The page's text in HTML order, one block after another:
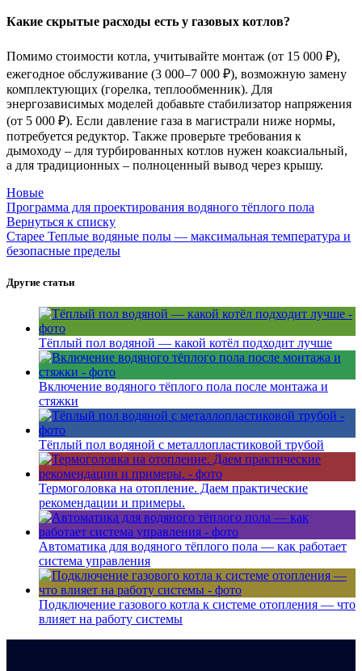
Какие скрытые расходы есть у газовых котлов?
Помимо стоимости котла, учитывайте монтаж (от 15 000 ₽),
ежегодное обслуживание (3 000–7 000 ₽), возможную замену
комплектующих (горелка, теплообменник). Для
энергозависимых моделей добавьте стабилизатор напряжения
(от 5 000 ₽). Если давление газа в магистрали ниже нормы,
потребуется редуктор. Также проверьте требования к
дымоходу – для турбированных котлов нужен коаксиальный,
а для традиционных – полноценный вывод через крышу.
Новые
Программа для проектирования водяного тёплого пола
Вернуться к списку
Старее Теплые водяные полы — максимальная температура и
безопасные пределы
Другие статьи
Тёплый пол водяной — какой котёл подходит лучше
Включение водяного тёплого пола после монтажа и
стяжки
Тёплый пол водяной с металлопластиковой трубой
Термоголовка на отопление. Даем практические
рекомендации и примеры.
Автоматика для водяного тёплого пола — как работает
система управления
Подключение газового котла к системе отопления — что
влияет на работу системы